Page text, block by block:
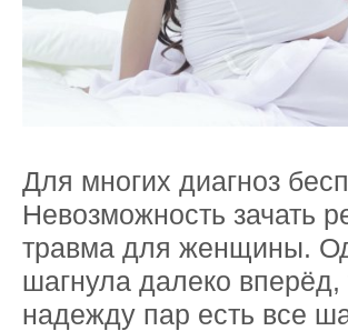
Для многих диагноз
Невозможность зачать
травма для женщины.
шагнула далеко вперёд,
надежду пар есть все